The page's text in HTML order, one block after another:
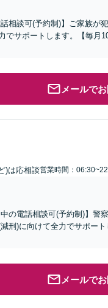
相談可(予約制)】ご家族が
サポートします。【毎月
メールで
)は応相談営業時間：
の電話相談可(予約制)】警
刑)に向けて全力でサポー
メールで